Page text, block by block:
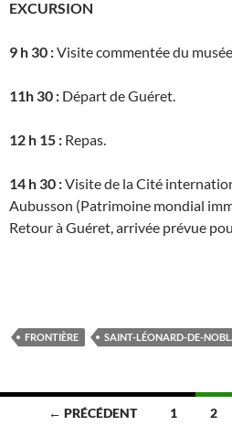
EXCURSION
9 h 30 :Visite commentée du
11h 30 : Départ de Guéret.
12 h 15 : Repas.
14 h 30 :Visite de la Cité
Aubusson (Patrimoine mondial
Retour à Guéret, arrivée prévue
FRONTIÈRE SAINT-LÉONARD-DE-
Navigation
← PRÉCÉDENT 1 2